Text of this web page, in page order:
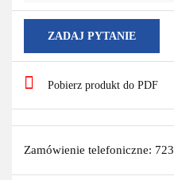
ZADAJ PYTANIE
Pobierz produkt do PDF
Zamówienie telefoniczne: